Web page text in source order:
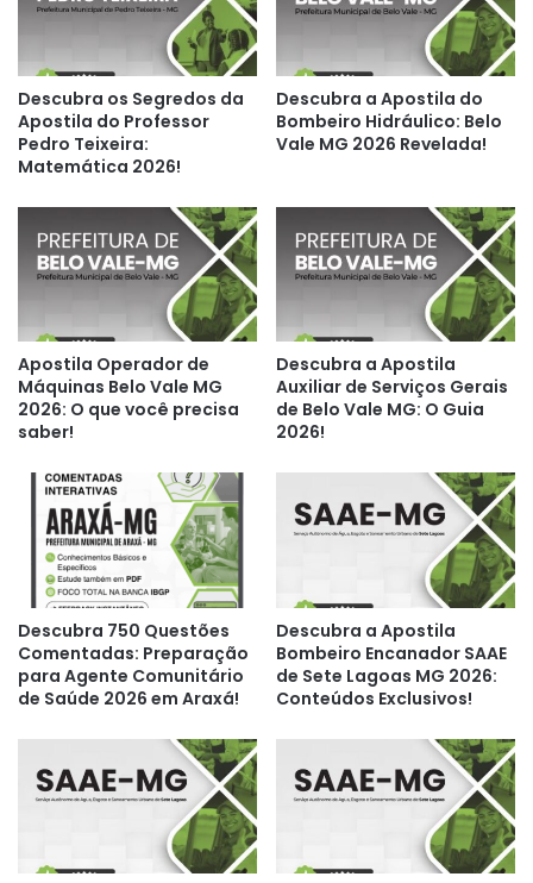
Descubra os Segredos da
Apostila do Professor
Pedro Teixeira:
Matemática 2026!
Descubra a Apostila do
Bombeiro Hidráulico: Belo
Vale MG 2026 Revelada!
Apostila Operador de
Máquinas Belo Vale MG
2026: O que você precisa
saber!
Descubra a Apostila
Auxiliar de Serviços Gerais
de Belo Vale MG: O Guia
2026!
Descubra 750 Questões
Comentadas: Preparação
para Agente Comunitário
de Saúde 2026 em Araxá!
Descubra a Apostila
Bombeiro Encanador SAAE
de Sete Lagoas MG 2026:
Conteúdos Exclusivos!